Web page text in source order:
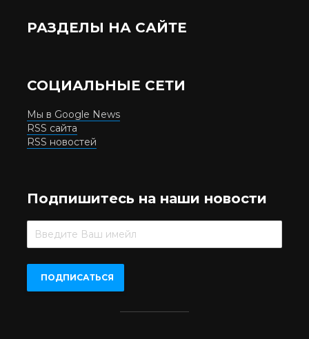
РАЗДЕЛЫ НА САЙТЕ
СОЦИАЛЬНЫЕ СЕТИ
Мы в Google News
RSS сайта
RSS новостей
Подпишитесь на наши новости